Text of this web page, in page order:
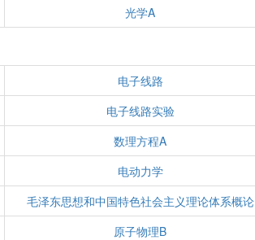
光学A
电子线路
电子线路实验
数理方程A
电动力学
毛泽东思想和中国特色社会主义理论体系概论
原子物理B